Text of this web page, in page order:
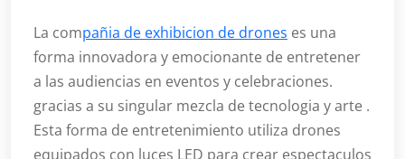
La compañia de exhibicion de drones es una
forma innovadora y emocionante de entretener
a las audiencias en eventos y celebraciones.
gracias a su singular mezcla de tecnologia y arte .
Esta forma de entretenimiento utiliza drones
equipados con luces LED para crear espectaculos